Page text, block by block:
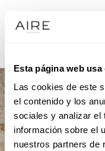
Esta página web usa
Las cookies de este
el contenido y los
sociales y analizar el
información sobre el
nuestros partners de
COLLECTIONS